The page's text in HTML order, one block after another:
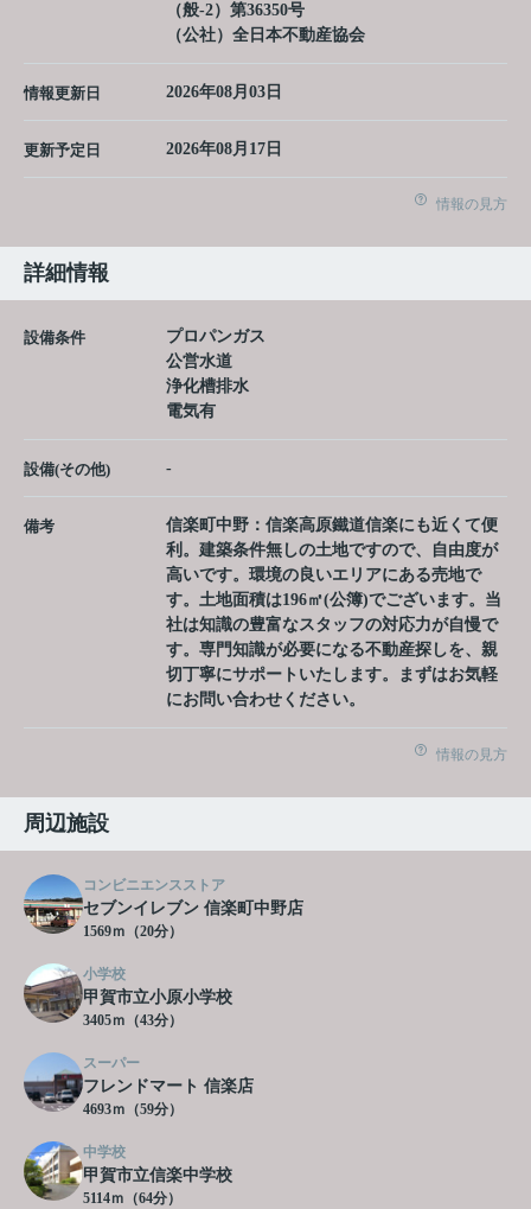
（般-2）第36350号
（公社）全日本不動産協会
情報更新日 2026年08月03日
更新予定日 2026年08月17日
情報の見方
詳細情報
設備条件
プロパンガス
公営水道
浄化槽排水
電気有
設備(その他) -
備考
信楽町中野：信楽高原鐵道信楽にも近くて便
利。建築条件無しの土地ですので、自由度が
高いです。環境の良いエリアにある売地で
す。土地面積は196㎡(公簿)でございます。当
社は知識の豊富なスタッフの対応力が自慢で
す。専門知識が必要になる不動産探しを、親
切丁寧にサポートいたします。まずはお気軽
にお問い合わせください。
情報の見方
周辺施設
コンビニエンスストア
セブンイレブン 信楽町中野店
1569ｍ（20分）
小学校
甲賀市立小原小学校
3405ｍ（43分）
スーパー
フレンドマート 信楽店
4693ｍ（59分）
中学校
甲賀市立信楽中学校
5114ｍ（64分）